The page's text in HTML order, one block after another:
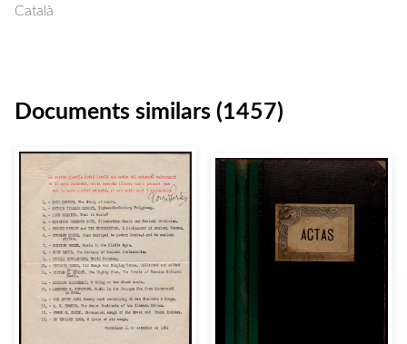
Català
Documents similars (1457)